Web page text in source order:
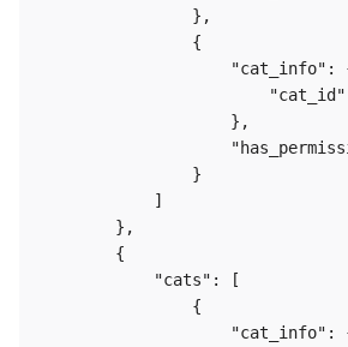
                },
                {
"cat_info":
                    },
                }
            ]
        },
        {
            "cats": [
                {
"cat_info":